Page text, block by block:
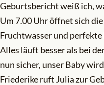
Geburtsbericht weiß ich,
Um 7.00 Uhr öffnet sich
Fruchtwasser und
Alles läuft besser als bei
nun sicher, unser Baby
Friederike ruft Julia zur